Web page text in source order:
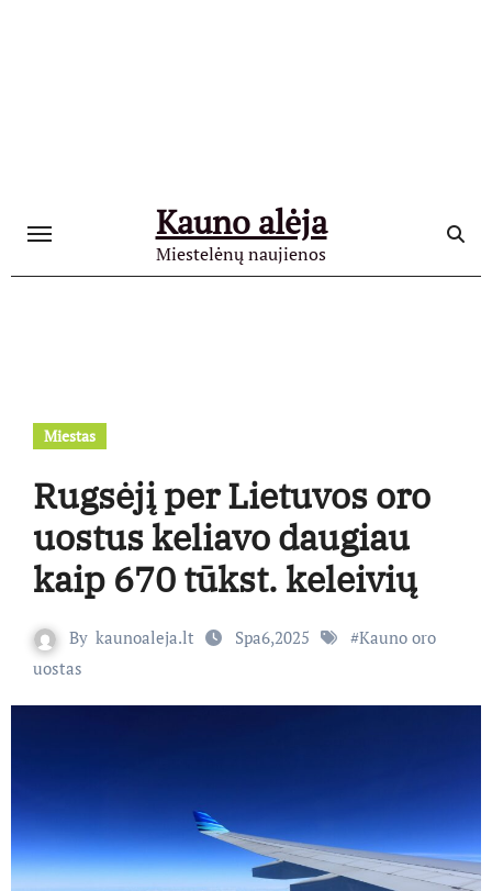
Kauno alėja
Miestelėnų naujienos
Miestas
Rugsėjį per Lietuvos oro
uostus keliavo daugiau
kaip 670 tūkst. keleivių
By kaunoaleja.lt Spa6,2025 #Kauno oro
uostas